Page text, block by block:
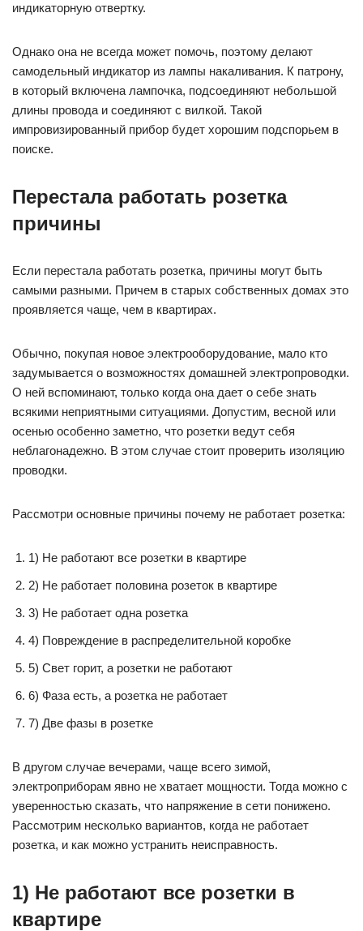
индикаторную отвертку.
Однако она не всегда может помочь, поэтому делают
самодельный индикатор из лампы накаливания. К патрону,
в который включена лампочка, подсоединяют небольшой
длины провода и соединяют с вилкой. Такой
импровизированный прибор будет хорошим подспорьем в
поиске.
Перестала работать розетка
причины
Если перестала работать розетка, причины могут быть
самыми разными. Причем в старых собственных домах это
проявляется чаще, чем в квартирах.
Обычно, покупая новое электрооборудование, мало кто
задумывается о возможностях домашней электропроводки.
О ней вспоминают, только когда она дает о себе знать
всякими неприятными ситуациями. Допустим, весной или
осенью особенно заметно, что розетки ведут себя
неблагонадежно. В этом случае стоит проверить изоляцию
проводки.
Рассмотри основные причины почему не работает розетка:
1) Не работают все розетки в квартире
2) Не работает половина розеток в квартире
3) Не работает одна розетка
4) Повреждение в распределительной коробке
5) Свет горит, а розетки не работают
6) Фаза есть, а розетка не работает
7) Две фазы в розетке
В другом случае вечерами, чаще всего зимой,
электроприборам явно не хватает мощности. Тогда можно с
уверенностью сказать, что напряжение в сети понижено.
Рассмотрим несколько вариантов, когда не работает
розетка, и как можно устранить неисправность.
1) Не работают все розетки в
квартире